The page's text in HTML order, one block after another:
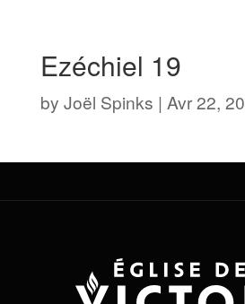
Ezéchiel 19
by Joël Spinks | Avr 22,